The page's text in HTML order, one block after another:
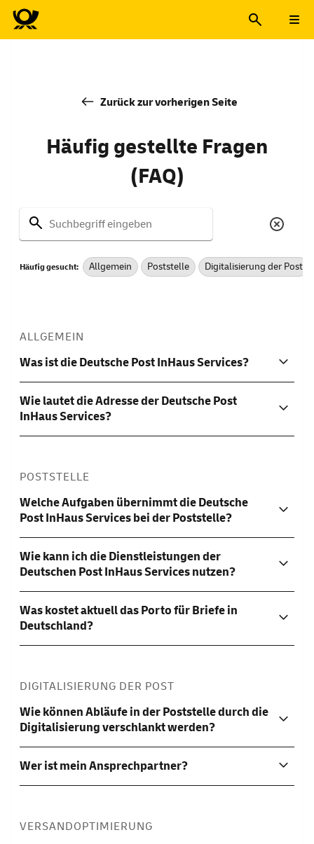
Zurück zur vorherigen Seite
Häufig gestellte Fragen
(FAQ)
Suchbegriff eingeben
Häufig gesucht: Allgemein Poststelle Digitalisierung der Post
ALLGEMEIN
Was ist die Deutsche Post InHaus Services?
Wie lautet die Adresse der Deutsche Post
InHaus Services?
POSTSTELLE
Welche Aufgaben übernimmt die Deutsche
Post InHaus Services bei der Poststelle?
Wie kann ich die Dienstleistungen der
Deutschen Post InHaus Services nutzen?
Was kostet aktuell das Porto für Briefe in
Deutschland?
DIGITALISIERUNG DER POST
Wie können Abläufe in der Poststelle durch die
Digitalisierung verschlankt werden?
Wer ist mein Ansprechpartner?
VERSANDOPTIMIERUNG